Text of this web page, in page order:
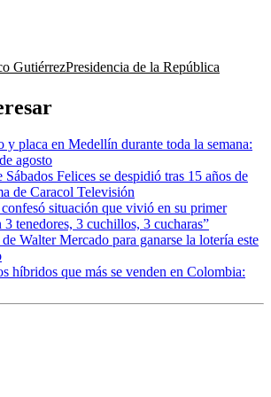
GutiérrezPresidencia de la República
placa en Medellín durante toda la semana:
agosto
Felices se despidió tras 15 años de
de Caracol Televisión
situación que vivió en su primer
tenedores, 3 cuchillos, 3 cucharas”
Walter Mercado para ganarse la lotería este
híbridos que más se venden en Colombia: